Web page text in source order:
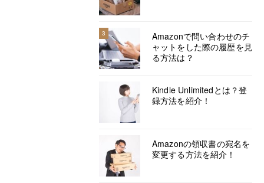
3
Amazonで問い合わせのチ
ャットをした際の履歴を見
る方法は？
Kindle Unlimitedとは？登
録方法を紹介！
Amazonの領収書の宛名を
変更する方法を紹介！